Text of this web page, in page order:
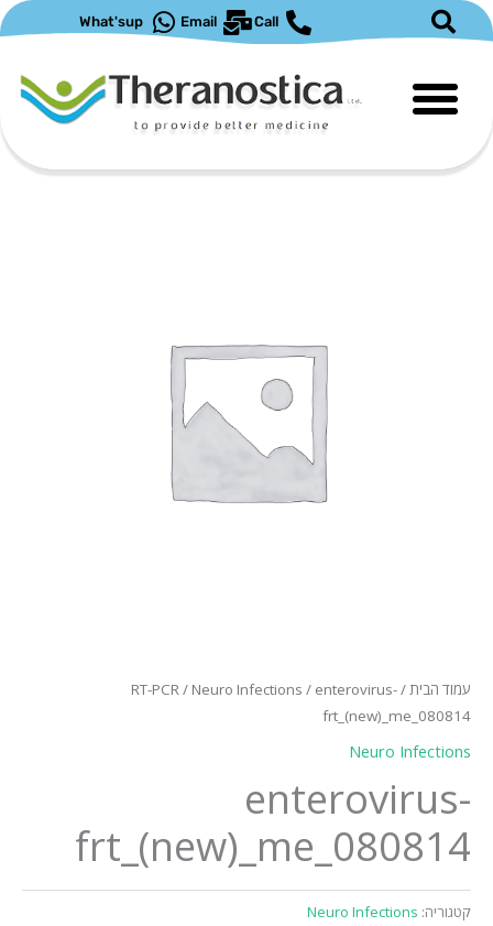
Call
Email
What'sup
עמוד הבית/
RT-PCR/ Neuro Infections / enterovirus-
frt_(new)_me_080814
Neuro Infections
enterovirus-
frt_(new)_me_080814
קטגוריה: Neuro Infections